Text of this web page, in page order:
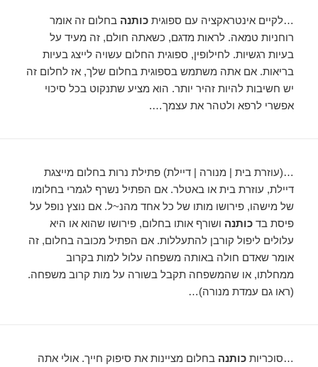
…לקיים אינטראקציה עם ספוגיתכותנה בחלום זה אומר
רוחניות טמאה. לראות מדגם, כשאתה חולם, זה מעיד על
בעיות רגשיות. לחילופין, ספוגית החלום עשויה לייצג בעיות
בריאות. אם אתה משתמש בספוגית בחלום שלך, אז לחלום זה
יש חשיבות להיות זהיר יותר. הוא מציע שתנקוט בכל סיכוי
אפשרי לרפא ולטהר את עצמך….
…(עוזרת בית | מנורה | דיילת) פתילת נרות בחלום מייצגת
דיילת, עוזרת בית או באטלר. אם הפתיל נשרף לגמרי בחלומו
של מישהו, פירושו מותו של כל אחד מהנ~ל. אם נוצץ נופל על
פיסת בדכותנה ושורף אותו בחלום, פירושו שהוא או היא
עלולים ליפול קורבן להתעללות. אם הפתיל מכובה בחלום, זה
אומר שאדם חולה באותה משפחה עלול למות בקרוב
ממחלתו, או שהמשפחה תקבל בשורה על מות קרוב משפחה.
(ראו גם עמדת מנורה)…
…סוכריותכותנה בחלום מציינות את סיפוק חייך. אולי אתה